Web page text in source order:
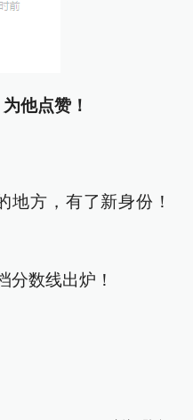
为他点赞！
地方，有了新身份！
分数线出炉！